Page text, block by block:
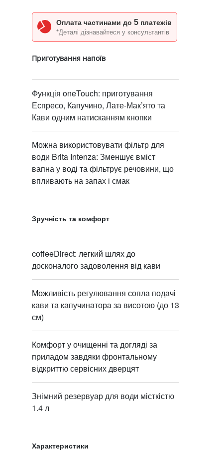
Оплата частинами до 5 платежів
*Деталі дізнавайтеся у консультантів
Приготування напоїв
Функція oneTouch: приготування
Еспресо, Капучино, Лате-Мак’ято та
Кави одним натисканням кнопки
Можна використовувати фільтр для
води Brita Intenza: Зменшує вміст
вапна у воді та фільтрує речовини, що
впливають на запах і смак
Зручність та комфорт
coffeeDirect: легкий шлях до
досконалого задоволення від кави
Можливість регулювання сопла подачі
кави та капучинатора за висотою (до 13
см)
Комфорт у очищенні та догляді за
приладом завдяки фронтальному
відкриттю сервісних дверцят
Знімний резервуар для води місткістю
1.4 л
Характеристики